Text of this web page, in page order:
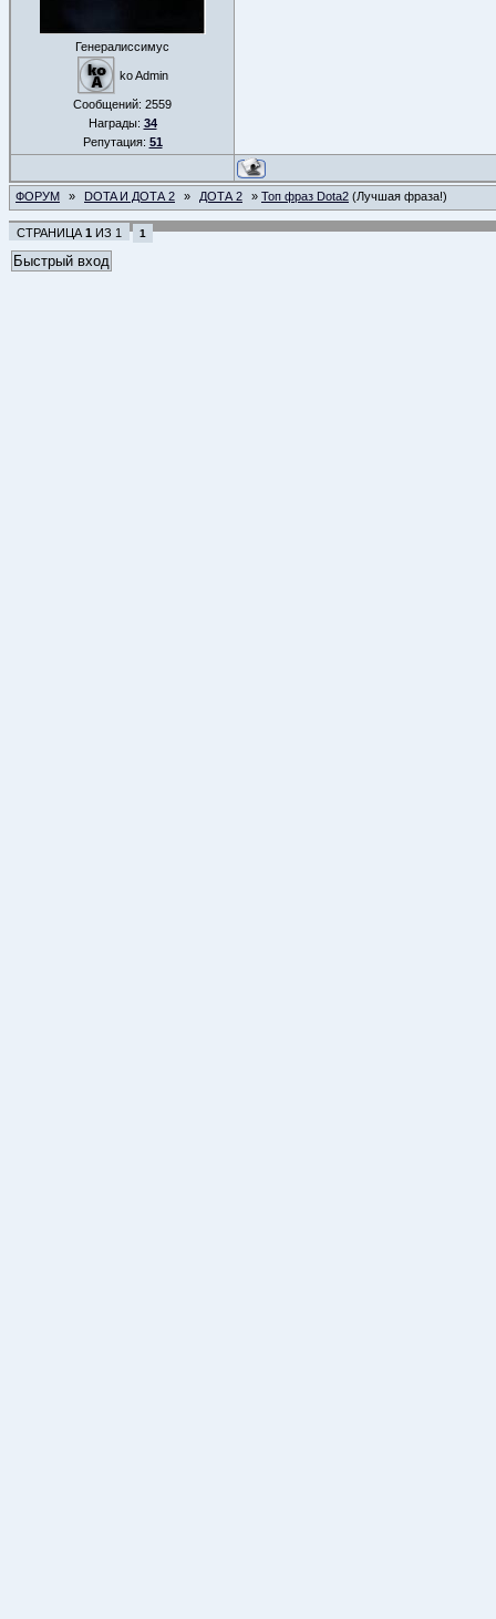
Генералиссимус
ko Admin
Сообщений: 2559
Награды: 34
Репутация: 51
ФОРУМ » DOTA И ДОТА 2 » ДОТА 2 » Топ фраз Dota2 (Лучшая фраза!)
СТРАНИЦА 1 ИЗ 1 1